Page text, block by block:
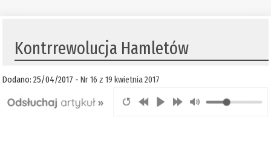
Kontrrewolucja Hamletów
Dodano: 25/04/2017 -Nr 16 z 19 kwietnia 2017